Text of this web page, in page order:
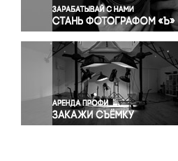
Происшествия и конфликты
Религия
Светская жизнь
Спорт
Экология
Экономика и бизнес